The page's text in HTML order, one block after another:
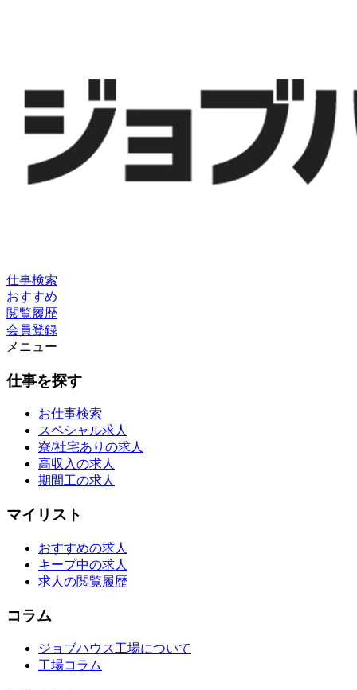
仕事検索
おすすめ
閲覧履歴
会員登録
メニュー
仕事を探す
お仕事検索
スペシャル求人
寮/社宅ありの求人
高収入の求人
期間工の求人
マイリスト
おすすめの求人
キープ中の求人
求人の閲覧履歴
コラム
ジョブハウス工場について
工場コラム